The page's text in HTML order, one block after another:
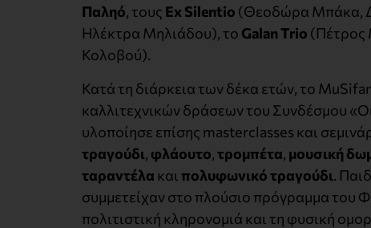
Παληό, τους Ex Silentio (Θεοδώρα Μπάκα,
Ηλέκτρα Μηλιάδου), το Galan Trio (Πέτρος
Κολοβού).
Κατά τη διάρκεια των δέκα ετών, το
καλλιτεχνικών δράσεων του Συνδέσμου
υλοποίησε επίσης masterclasses και
τραγούδι, φλάουτο,τρομπέτα, μουσική
ταραντέλα και πολυφωνικό τραγούδι.
συμμετείχαν στο πλούσιο πρόγραμμα του
πολιτιστική κληρονομιά και τη φυσική